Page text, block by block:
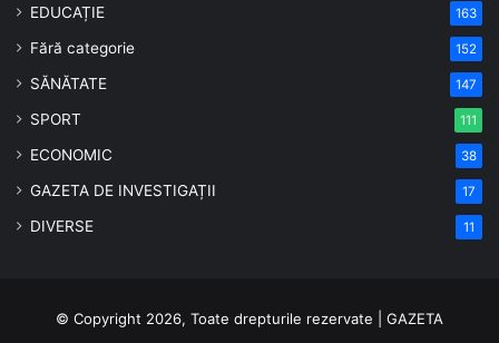
EDUCAȚIE 163
Fără categorie 152
SĂNĂTATE 147
SPORT 111
ECONOMIC 38
GAZETA DE INVESTIGAȚII 17
DIVERSE 11
© Copyright 2026, Toate drepturile rezervate | GAZETA